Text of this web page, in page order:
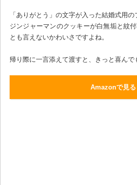
「ありがとう」の文字が入った結婚式用の
ジンジャーマンのクッキーが白無垢と紋
とも言えないかわいさですよね。
帰り際に一言添えて渡すと、きっと喜んで
Amazonで見る